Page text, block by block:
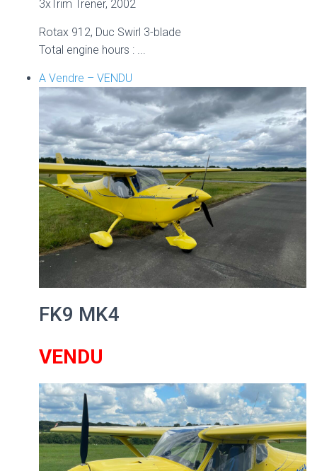
3xTrim Trener, 2002
Rotax 912, Duc Swirl 3-blade
Total engine hours : ...
A Vendre – VENDU
FK9 MK4
VENDU